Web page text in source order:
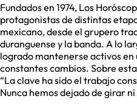
Fundados en 1974, Los
protagonistas de distintas
mexicano, desde el grupero
duranguense y la banda. A lo
logrado mantenerse activos
constantes cambios. Sobre
“La clave ha sido el trabajo
Nunca hemos dejado de girar